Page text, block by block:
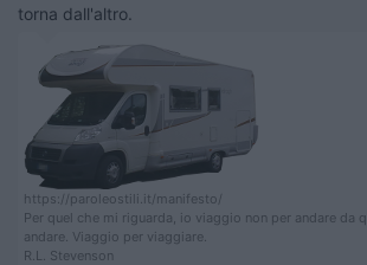
torna dall'altro.
https://paroleostili.it/manifesto/
Per quel che mi riguarda, io viaggio non per andare da
andare. Viaggio per viaggiare.
R.L. Stevenson